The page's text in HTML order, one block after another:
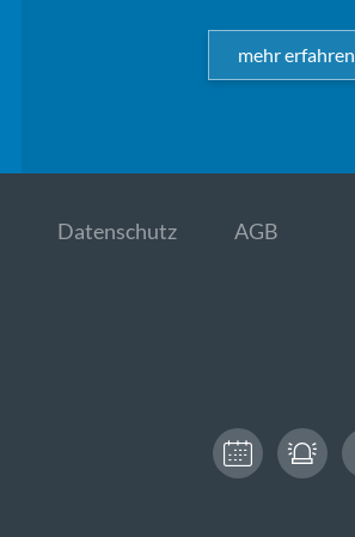
mehr erfahren
Datenschutz AGB